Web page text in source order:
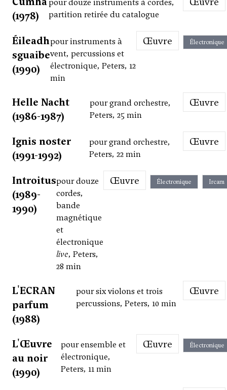
(1978)
pour douze instruments à cordes,
partition retirée du catalogue
Éileadh
sguaibe
(1990)
pour instruments à
vent, percussions et
électronique, Peters, 12
min
Œuvre Électronique
Helle Nacht
(1986-1987)
pour grand orchestre,
Peters, 25 min
Œuvre
Ignis noster
(1991-1992)
pour grand orchestre,
Peters, 22 min
Œuvre
Introitus
(1989-
1990)
pour douze
cordes,
bande
magnétique
et
électronique
live, Peters,
28 min
Œuvre Électronique Ircam
L'ECRAN
parfum
(1988)
pour six violons et trois
percussions, Peters, 10 min
Œuvre
L'Œuvre
au noir
(1990)
pour ensemble et
électronique,
Peters, 11 min
Œuvre Électronique